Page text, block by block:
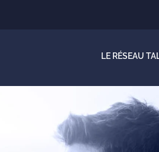
LE RÉSEAU